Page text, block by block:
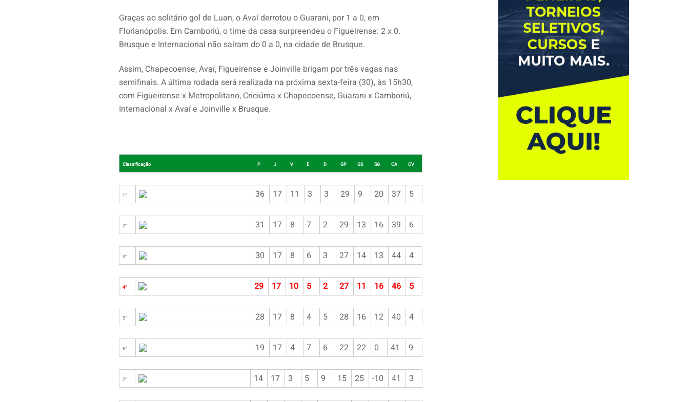
Graças ao solitário gol de Luan, o Avaí derrotou o Guarani, por 1 a 0, em
Florianópolis. Em Camboriú, o time da casa surpreendeu o Figueirense: 2 x 0.
Brusque e Internacional não saíram do 0 a 0, na cidade de Brusque.
Assim, Chapecoense, Avaí, Figueirense e Joinville brigam por três vagas nas
semifinais. A última rodada será realizada na próxima sexta-feira (30), às 15h30,
com Figueirense x Metropolitano, Criciúma x Chapecoense, Guarani x Camboriú,
Internacional x Avaí e Joinville x Brusque.
Classificação P J V E D GP GS SG CA CV
1° 36 17 11 3 3 29 9 20 37 5
2° 31 17 8 7 2 29 13 16 39 6
3° 30 17 8 6 3 27 14 13 44 4
4° 29 17 10 5 2 27 11 16 46 5
5° 28 17 8 4 5 28 16 12 40 4
6° 19 17 4 7 6 22 22 0 41 9
7° 14 17 3 5 9 15 25 -10 41 3